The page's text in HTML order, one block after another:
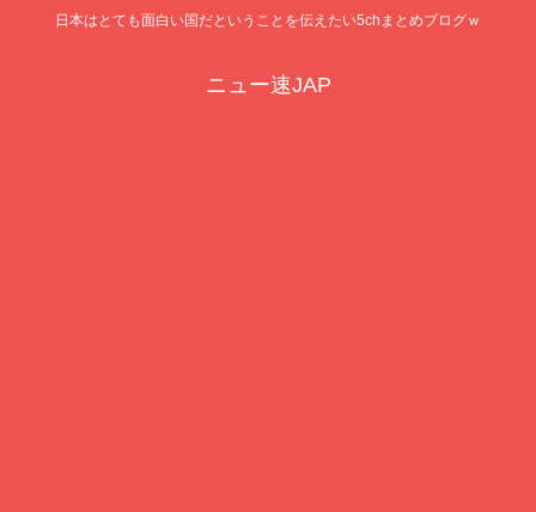
日本はとても面白い国だということを伝えたい5chまとめブログｗ
ニュー速JAP